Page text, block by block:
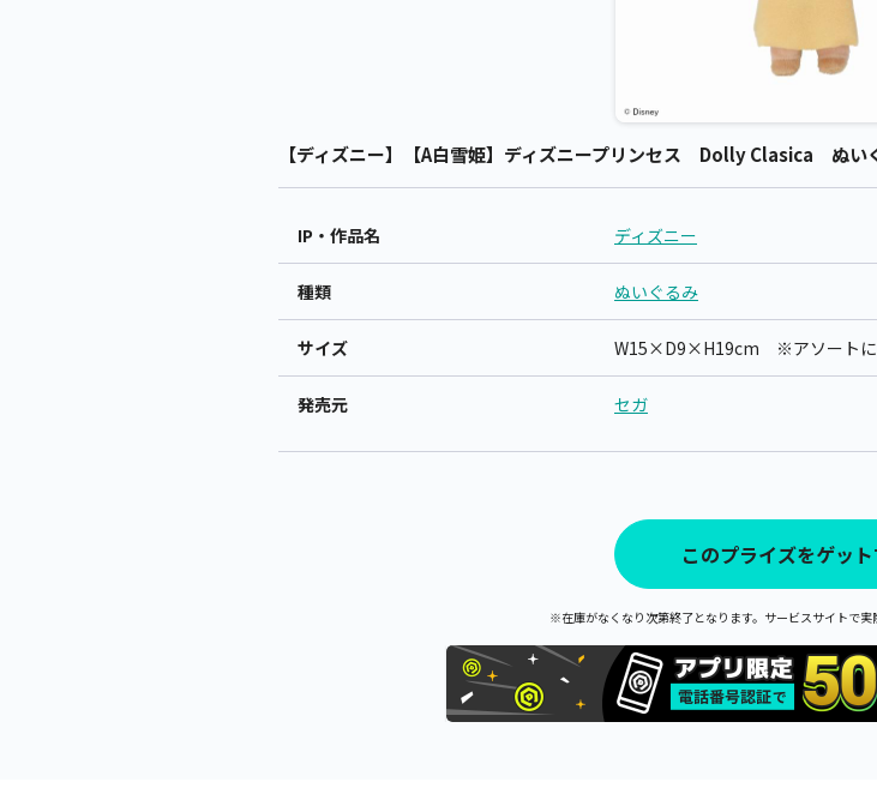
【ディズニー】【A白雪姫】ディズニープリンセス Dolly Clasica ぬい
IP・作品名 ディズニー
種類 ぬいぐるみ
サイズ W15×D9×H19cm ※アソートによ
発売元 セガ
このプライズをゲッ
※在庫がなくなり次第終了となります。サービスサイトで実